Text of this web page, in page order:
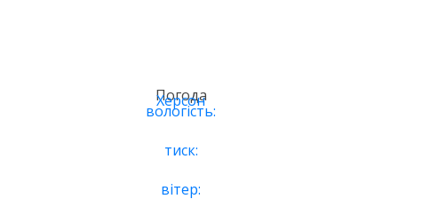
Погода
Херсон
вологість:
тиск:
вітер: